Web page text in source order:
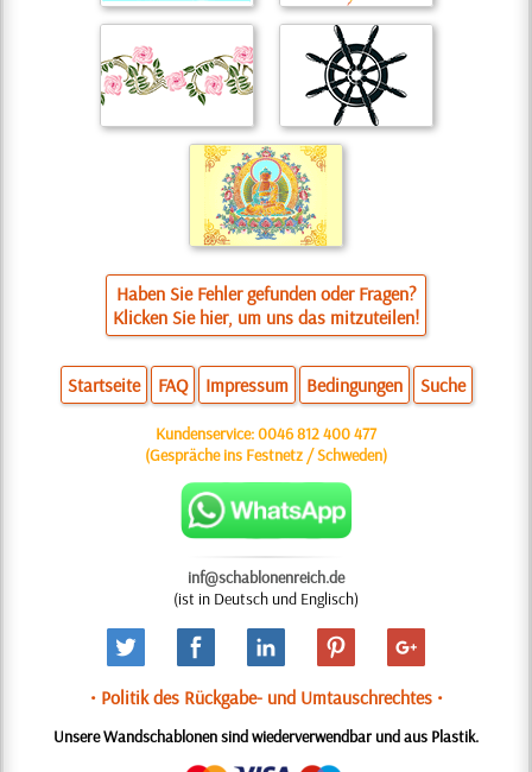
Haben Sie Fehler gefunden oder Fragen?
Klicken Sie hier, um uns das mitzuteilen!
Startseite FAQ Impressum Bedingungen Suche
Kundenservice:0046 812 400 477
(Gespräche ins Festnetz / Schweden)
inf@schablonenreich.de
(ist in Deutsch und Englisch)
• Politik des Rückgabe- und Umtauschrechtes •
Unsere Wandschablonen sind wiederverwendbar und aus Plastik.